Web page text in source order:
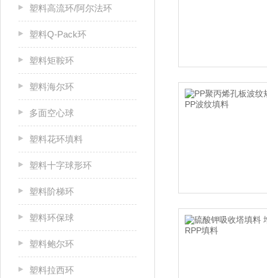
塑料高流环/阿尔法环
塑料Q-Pack环
塑料矩鞍环
塑料海尔环
多面空心球
塑料花环填料
塑料十字球形环
塑料阶梯环
塑料环保球
塑料鲍尔环
塑料拉西环